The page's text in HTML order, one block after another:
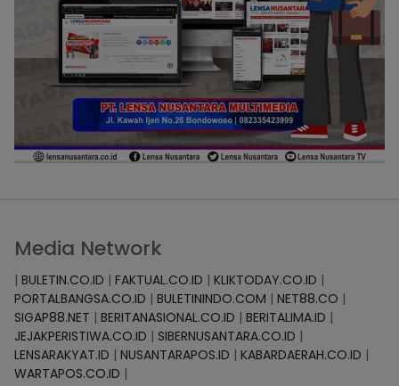
Media Network
| BULETIN.CO.ID | FAKTUAL.CO.ID | KLIKTODAY.CO.ID |
PORTALBANGSA.CO.ID | BULETININDO.COM | NET88.CO |
SIGAP88.NET | BERITANASIONAL.CO.ID | BERITALIMA.ID |
JEJAKPERISTIWA.CO.ID | SIBERNUSANTARA.CO.ID |
LENSARAKYAT.ID | NUSANTARAPOS.ID | KABARDAERAH.CO.ID |
WARTAPOS.CO.ID |